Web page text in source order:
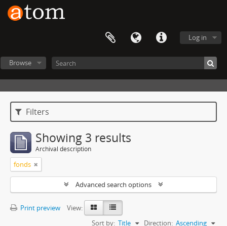
Log in
Browse
Filters
Showing 3 results
Archival description
fonds
Advanced search options
Print preview
View:
Sort by: Title Direction: Ascending